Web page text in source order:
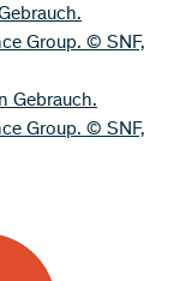
Group. © SNF,
Gebrauch.
Group. © SNF,